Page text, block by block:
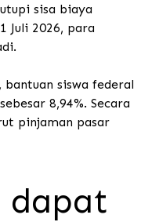
sisa biaya
Juli 2026, para
siswa federal
8,94%. Secara
pinjaman pasar
dapat